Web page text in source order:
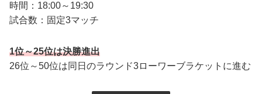
時間：18:00～19:30
試合数：固定3マッチ
1位～25位は決勝進出
26位～50位は同日のラウンド3ローワーブラケットに進む